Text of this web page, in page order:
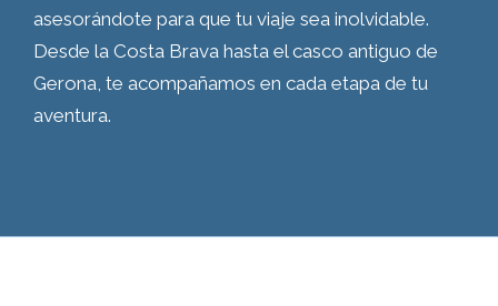
asesorándote para que tu viaje sea inolvidable.
Desde la Costa Brava hasta el casco antiguo de
Gerona, te acompañamos en cada etapa de tu
aventura.